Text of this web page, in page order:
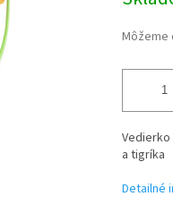
Môžeme
a tigríka
Detailné